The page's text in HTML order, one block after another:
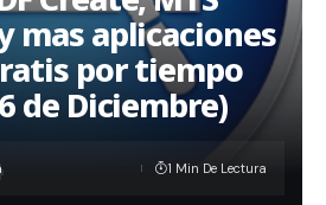
mas aplicaciones
por tiempo
de Diciembre)
1 Min De Lectura